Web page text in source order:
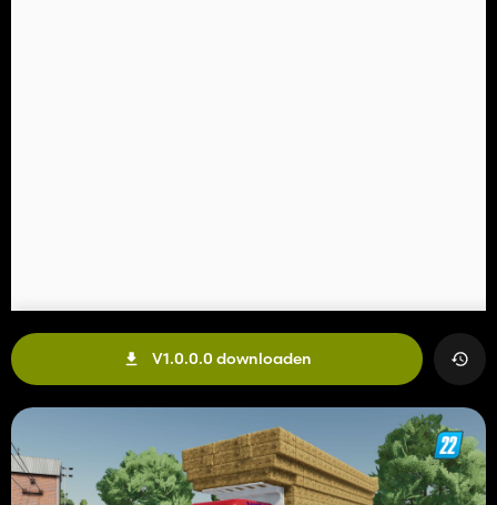
V1.0.0.0 downloaden